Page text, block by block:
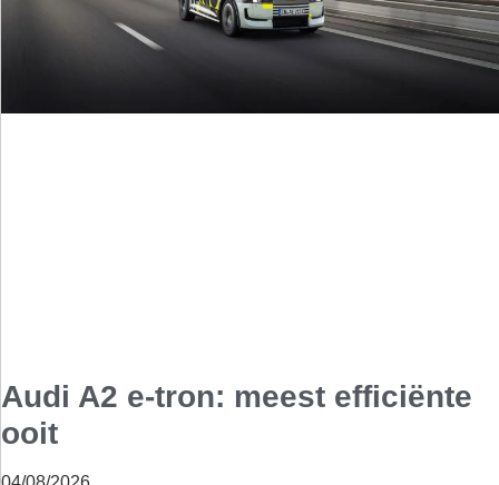
Audi A2 e-tron: meest efficiënte
ooit